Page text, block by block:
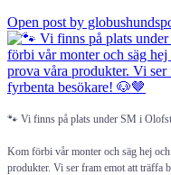
Open post by
🐾 Vi finns på plats under SM i
Kom förbi vår monter och säg hej
produkter. Vi ser fram emot att träffa